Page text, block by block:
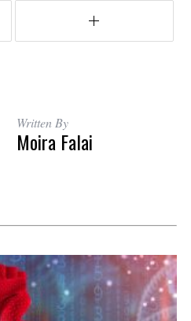
Written By
Moira Falai